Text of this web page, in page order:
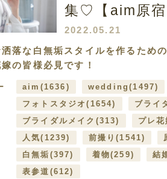
集♡【aim原宿
2022.05.21
落な白無垢スタイルを作るため
の皆様必見です！
aim (1636) wedding(1497)
フォトスタジオ(1654) ブライ
ブライダルメイク (313) プレ花
人気(1239) 前撮り(1541)
白無垢 (397) 着物(259) 結
表参道 (612)